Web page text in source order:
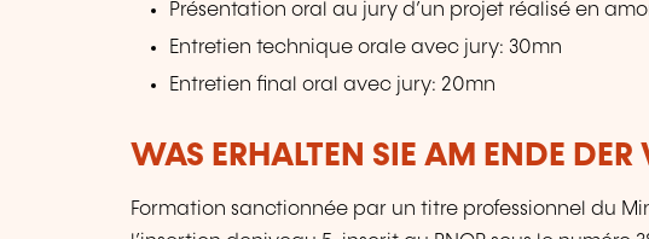
Présentation oral au jury d’un projet réalisé en
Entretien technique orale avec jury: 30mn
Entretien final oral avec jury: 20mn
WAS ERHALTEN SIE AM ENDE
Formation sanctionnée par un titre professionnel du